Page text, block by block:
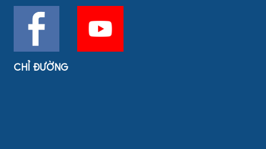
CHỈ ĐƯỜNG